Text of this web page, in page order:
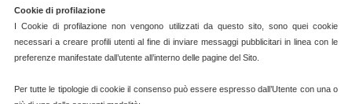
Cookie di profilazione
I Cookie di profilazione non vengono utilizzati da questo sito, sono quei cookie
necessari a creare profili utenti al fine di inviare messaggi pubblicitari in linea con le
preferenze manifestate dall’utente all’interno delle pagine del Sito.
Per tutte le tipologie di cookie il consenso può essere espresso dall’Utente con una o